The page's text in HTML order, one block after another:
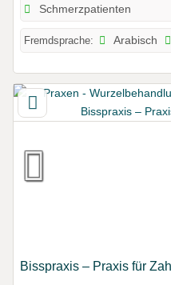
Schmerzpatienten
Fremdsprache: Arabisch
Bisspraxis – Praxis für